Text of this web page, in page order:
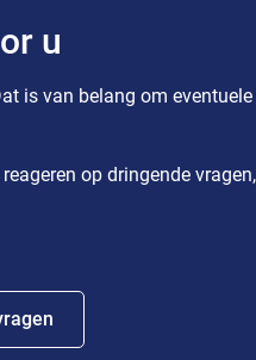
u
is van belang om
op dringende